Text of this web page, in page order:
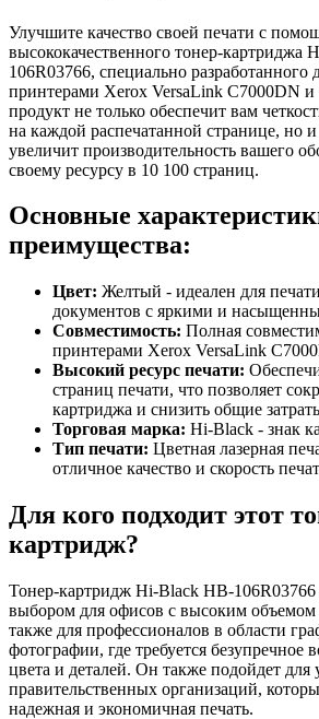
Улучшите качество своей печати с
высококачественного тонер-картриджа
106R03766, специально разработанного
принтерами Xerox VersaLink C7000DN
продукт не только обеспечит вам
на каждой распечатанной странице, но и
увеличит производительность вашего
своему ресурсу в 10 100 страниц.
Основные
преимущества:
Цвет: Желтый - идеален для
документов с яркими и
Совместимость: Полная
принтерами Xerox VersaLink
Высокий ресурс печати:
страниц печати, что позволяет
картриджа и снизить общие
Торговая марка: Hi-Black - знак
Тип печати: Цветная лазерная
отличное качество и скорость
Для кого подходит этот
картридж?
Тонер-картридж Hi-Black HB-106R03766
выбором для офисов с высоким объемом
также для профессионалов в области
фотографии, где требуется безупречное
цвета и деталей. Он также подойдет для
правительственных организаций,
надежная и экономичная печать.